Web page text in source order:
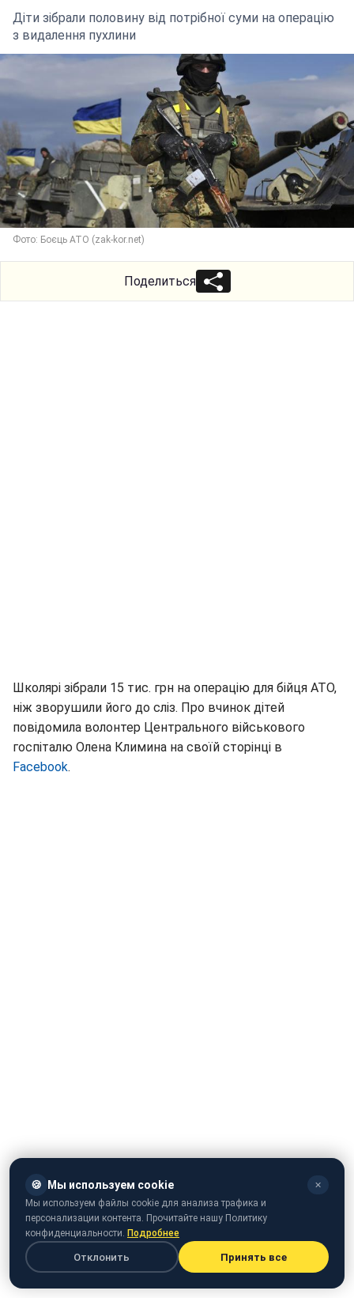
Діти зібрали половину від потрібної суми на операцію
з видалення пухлини
Фото: Боєць АТО (zak-kor.net)
Поделиться
Школярі зібрали 15 тис. грн на операцію для бійця АТО,
ніж зворушили його до сліз. Про вчинок дітей
повідомила волонтер Центрального військового
госпіталю Олена Климина на своїй сторінці в
Facebook.
🍪 Мы используем cookie ✕
Мы используем файлы cookie для анализа трафика и
персонализации контента. Прочитайте нашу Политику
конфиденциальности. Подробнее
Отклонить Принять все